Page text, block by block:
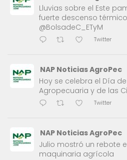
Lluvias sobre el Este
fuerte descenso
@BolsadeC_ETyM
Twitter
NAP Noticias AgroPec
Hoy se celebra el Día
Agropecuaria y de las
Twitter
NAP Noticias AgroPec
Julio mostró un rebote
maquinaria agrícola